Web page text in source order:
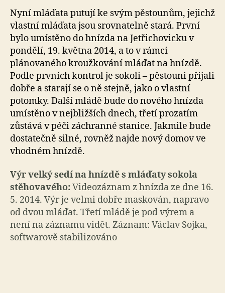
Nyní mláďata putují ke svým pěstounům, jejichž
vlastní mláďata jsou srovnatelně stará. První
bylo umístěno do hnízda na Jetřichovicku v
pondělí, 19. května 2014, a to v rámci
plánovaného kroužkování mláďat na hnízdě.
Podle prvních kontrol je sokoli – pěstouni přijali
dobře a starají se o ně stejně, jako o vlastní
potomky. Další mládě bude do nového hnízda
umístěno v nejbližších dnech, třetí prozatím
zůstává v péči záchranné stanice. Jakmile bude
dostatečně silné, rovněž najde nový domov ve
vhodném hnízdě.
Výr velký sedí na hnízdě s mláďaty sokola
stěhovavého:Videozáznam z hnízda ze dne 16.
5. 2014. Výr je velmi dobře maskován, napravo
od dvou mláďat. Třetí mládě je pod výrem a
není na záznamu vidět. Záznam: Václav Sojka,
softwarově stabilizováno